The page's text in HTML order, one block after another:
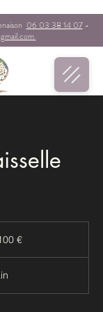
06 03 38 14 07-
€